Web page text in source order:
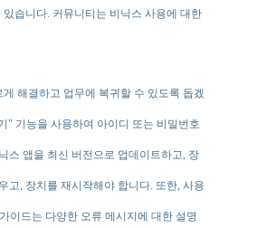
습니다. 커뮤니티는 비닉스 사용에 대한
해결하고 업무에 복귀할 수 있도록 돕겠
" 기능을 사용하여 아이디 또는 비밀번호
스 앱을 최신 버전으로 업데이트하고, 장
고, 장치를 재시작해야 합니다. 또한, 사용
이드는 다양한 오류 메시지에 대한 설명